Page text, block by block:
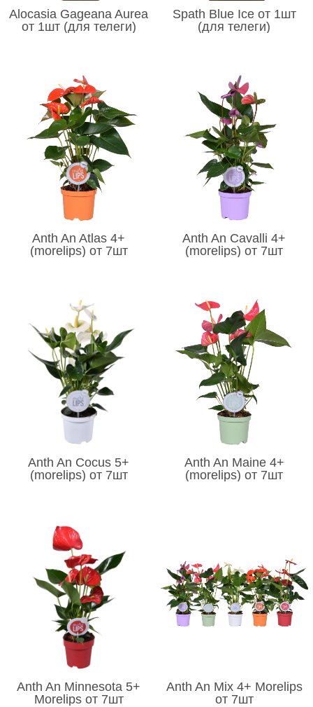
Alocasia Gageana Aurea
от 1шт (для телеги)
Spath Blue Ice от 1шт
(для телеги)
Anth An Atlas 4+
(morelips) от 7шт
Anth An Cavalli 4+
(morelips) от 7шт
Anth An Cocus 5+
(morelips) от 7шт
Anth An Maine 4+
(morelips) от 7шт
Anth An Minnesota 5+
Morelips от 7шт
Anth An Mix 4+ Morelips
от 7шт